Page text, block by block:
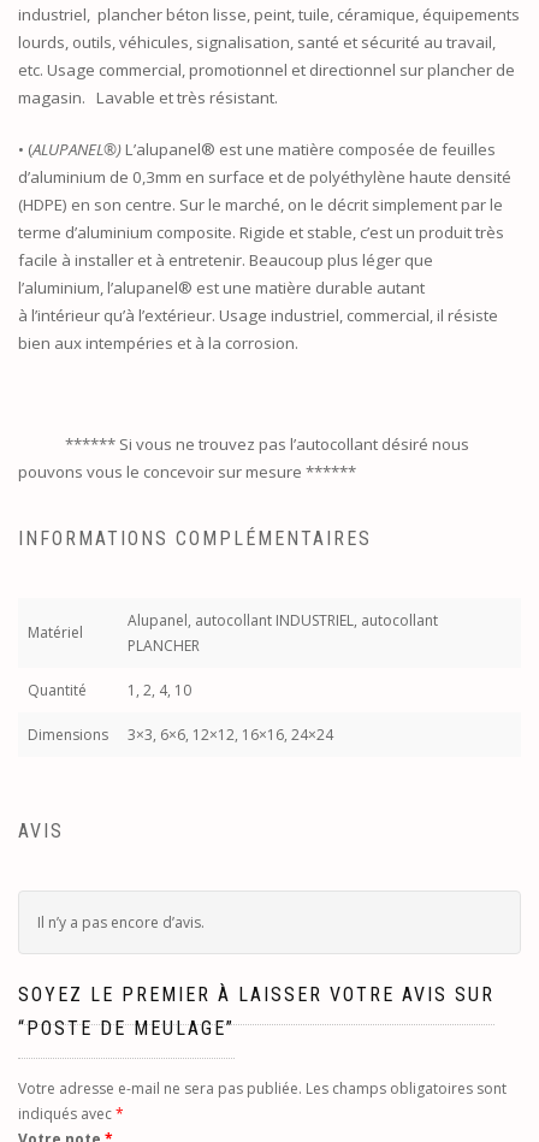
industriel, plancher béton lisse, peint, tuile, céramique, équipements
lourds, outils, véhicules, signalisation, santé et sécurité au travail,
etc. Usage commercial, promotionnel et directionnel sur plancher de
magasin. Lavable et très résistant.
• (ALUPANEL®)L’alupanel® est une matière composée de feuilles
d’aluminium de 0,3mm en surface et de polyéthylène haute densité
(HDPE) en son centre. Sur le marché, on le décrit simplement par le
terme d’aluminium composite. Rigide et stable, c’est un produit très
facile à installer et à entretenir. Beaucoup plus léger que
l’aluminium, l’alupanel® est une matière durable autant
à l’intérieur qu’à l’extérieur. Usage industriel, commercial, il résiste
bien aux intempéries et à la corrosion.
****** Si vous ne trouvez pas l’autocollant désiré nous
pouvons vous le concevoir sur mesure ******
INFORMATIONS COMPLÉMENTAIRES
Matériel
Alupanel, autocollant INDUSTRIEL, autocollant
PLANCHER
Quantité 1, 2, 4, 10
Dimensions 3×3, 6×6, 12×12, 16×16, 24×24
AVIS
Il n’y a pas encore d’avis.
SOYEZ LE PREMIER À LAISSER VOTRE AVIS SUR
“POSTE DE MEULAGE”
Votre adresse e-mail ne sera pas publiée. Les champs obligatoires sont
indiqués avec*